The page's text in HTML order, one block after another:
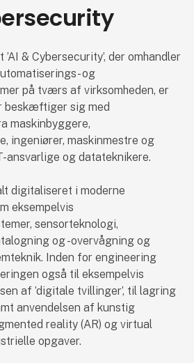
& Cybersecurity’, der omhandler
og
på tværs af virksomheden, er
beskæftiger sig med
maskinbyggere,
ingeniører, maskinmestre og
ansvarlige og datateknikere.
digitaliseret i moderne
eksempelvis
sensorteknologi,
og -overvågning og
Inden for engineering
også til eksempelvis
af ’digitale tvillinger’, til lagring
anvendelsen af kunstig
reality (AR) og virtual
opgaver.